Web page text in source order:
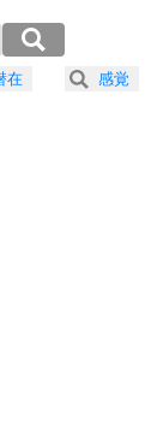
で表現する。
在 感覚